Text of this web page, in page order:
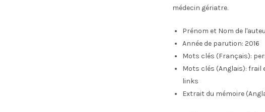
médecin gériatre.
Prénom et Nom de
Année de parution: 2016
Mots clés (Français):
Mots clés (Anglais): frail
links
Extrait du mémoire